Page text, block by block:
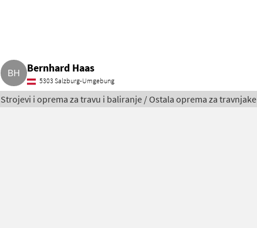
Bernhard Haas
5303 Salzburg-Umgebung
Strojevi i oprema za travu i baliranje / Ostala oprema za travnjake